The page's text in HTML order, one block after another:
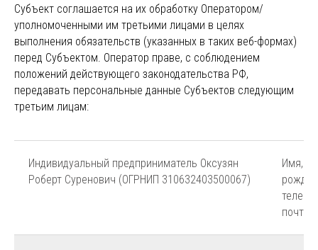
Субъект соглашается на их обработку Оператором/
уполномоченными им третьими лицами в целях
выполнения обязательств (указанных в таких веб-формах)
перед Субъектом. Оператор праве, с соблюдением
положений действующего законодательства РФ,
передавать персональные данные Субъектов следующим
третьим лицам:
Индивидуальный предприниматель Оксузян
Роберт Суренович (ОГРНИП 310632403500067)
Имя,
почты